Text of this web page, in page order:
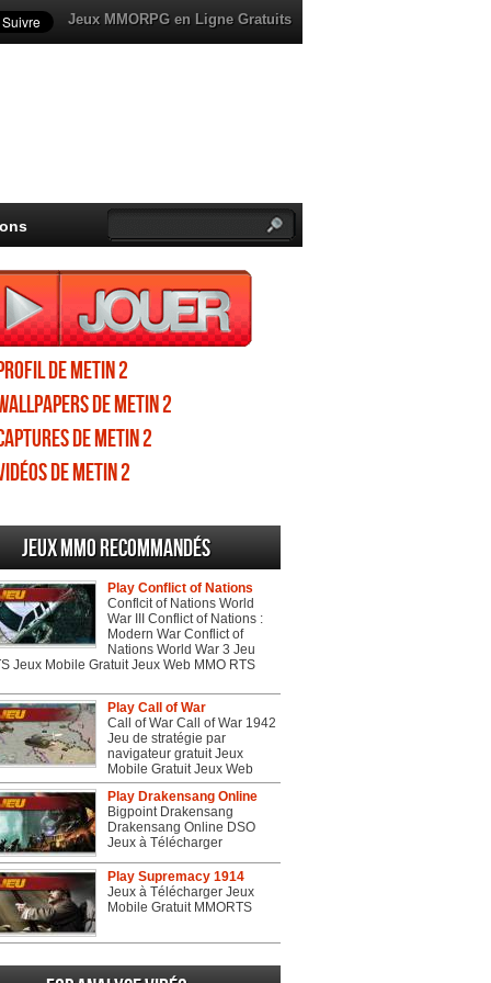
Jeux MMORPG en Ligne Gratuits
de Metin 2
de Metin 2
de Metin 2
de Metin 2
Jeux MMO recommandés
Play Conflict of Nations
Conflcit of Nations World
War III Conflict of Nations :
Modern War Conflict of
Nations World War 3 Jeu
Jeux Mobile Gratuit Jeux Web MMO RTS
Play Call of War
Call of War Call of War 1942
Jeu de stratégie par
navigateur gratuit Jeux
Mobile Gratuit Jeux Web
Play Drakensang Online
Bigpoint Drakensang
Drakensang Online DSO
Jeux à Télécharger
Play Supremacy 1914
Jeux à Télécharger Jeux
Mobile Gratuit MMORTS